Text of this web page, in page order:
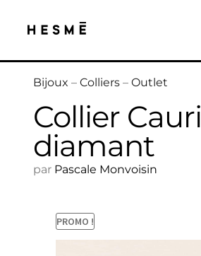
Bijoux – Colliers – Outlet
Collier Cauri
diamant
par Pascale Monvoisin
PROMO !